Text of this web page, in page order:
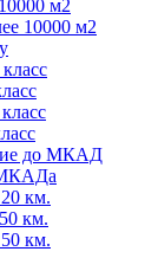
м2
10000 м2
до МКАД
км.
км.
км.